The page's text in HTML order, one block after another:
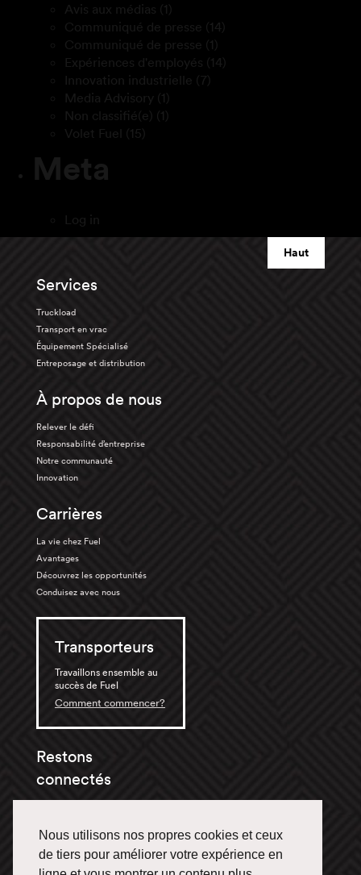
Nous utilisons nos propres cookies et ceux
de tiers pour améliorer votre expérience en
Avis aux médias (1)
Communiqué de presse (14)
Communiqué de presse (1)
Expériences d'employés (14)
Innovation industrielle (7)
Media Advisory (1)
Non classifié(e) (1)
Volet Fuel (15)
Meta
Log in
Haut
Services
Truckload
Transport en vrac
Équipement Spécialisé
Entreposage et distribution
À propos de nous
Relever le défi
Responsabilité d’entreprise
Notre communauté
Innovation
Carrières
La vie chez Fuel
Avantages
Découvrez les opportunités
Conduisez avec nous
Transporteurs
Travaillons ensemble au
succès de Fuel
Comment commencer?
Restons
connectés
Suivez-nous et restez
branchés.